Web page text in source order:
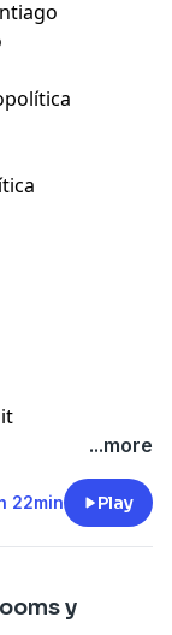
...more
22min Play
y